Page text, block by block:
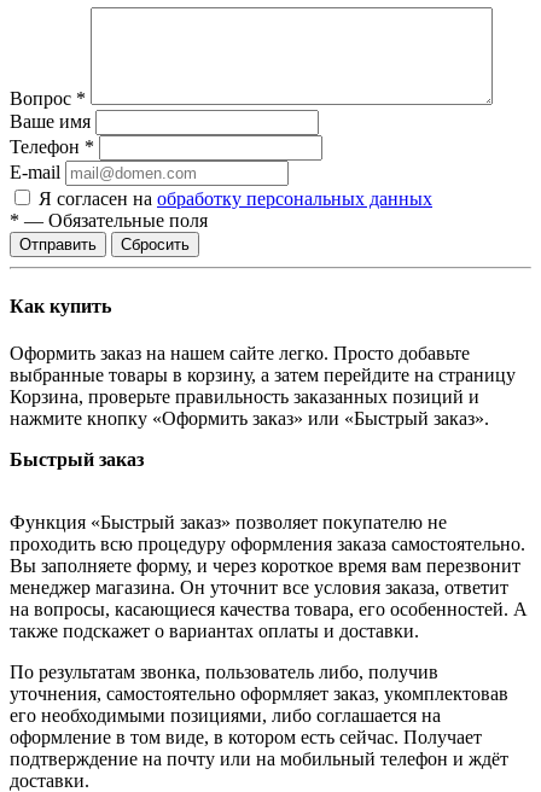
Вопрос *
Ваше имя
Телефон *
E-mail
Я согласен на обработку персональных данных
* — Обязательные поля
Отправить Сбросить
Как купить
Оформить заказ на нашем сайте легко. Просто добавьте
выбранные товары в корзину, а затем перейдите на страницу
Корзина, проверьте правильность заказанных позиций и
нажмите кнопку «Оформить заказ» или «Быстрый заказ».
Быстрый заказ
Функция «Быстрый заказ» позволяет покупателю не
проходить всю процедуру оформления заказа самостоятельно.
Вы заполняете форму, и через короткое время вам перезвонит
менеджер магазина. Он уточнит все условия заказа, ответит
на вопросы, касающиеся качества товара, его особенностей. А
также подскажет о вариантах оплаты и доставки.
По результатам звонка, пользователь либо, получив
уточнения, самостоятельно оформляет заказ, укомплектовав
его необходимыми позициями, либо соглашается на
оформление в том виде, в котором есть сейчас. Получает
подтверждение на почту или на мобильный телефон и ждёт
доставки.